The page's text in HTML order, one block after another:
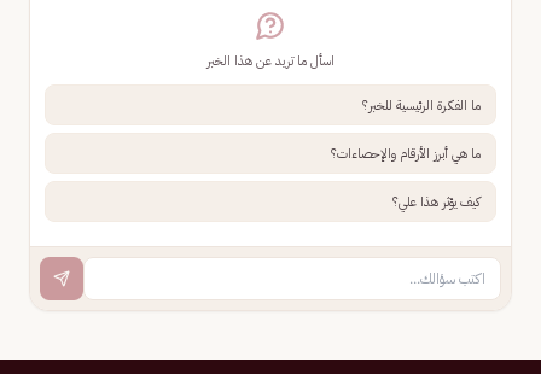
اسأل ما تريد عن هذا الخبر
ما الفكرة الرئيسية للخبر؟
ما هي أبرز الأرقام والإحصاءات؟
كيف يؤثر هذا علي؟